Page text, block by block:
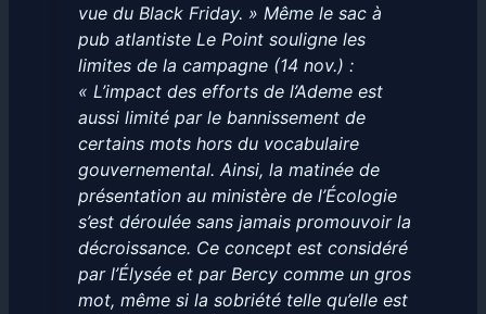
vue du Black Friday. » Même le sac à
pub atlantiste Le Point souligne les
limites de la campagne (14 nov.) :
« L’impact des efforts de l’Ademe est
aussi limité par le bannissement de
certains mots hors du vocabulaire
gouvernemental. Ainsi, la matinée de
présentation au ministère de l’Écologie
s’est déroulée sans jamais promouvoir la
décroissance. Ce concept est considéré
par l’Élysée et par Bercy comme un gros
mot, même si la sobriété telle qu’elle est